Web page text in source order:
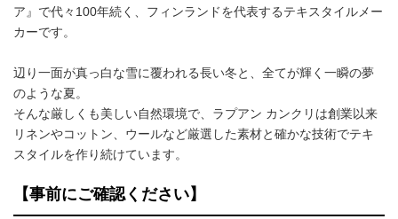
ア』で代々100年続く、フィンランドを代表するテキスタイルメー
カーです。
辺り一面が真っ白な雪に覆われる長い冬と、全てが輝く一瞬の夢
のような夏。
そんな厳しくも美しい自然環境で、ラプアン カンクリは創業以来
リネンやコットン、ウールなど厳選した素材と確かな技術でテキ
スタイルを作り続けています。
【事前にご確認ください】